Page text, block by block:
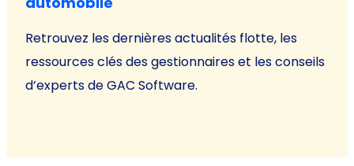
Retrouvez les dernières actualités flotte, les
ressources clés des gestionnaires et les conseils
d’experts de GAC Software.